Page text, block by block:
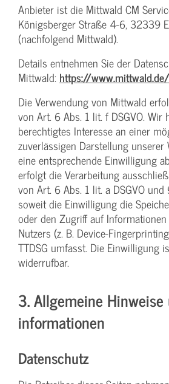
Anbieter ist die Mittwald CM
Königsberger Straße 4-6, 32339
(nachfolgend Mittwald).
Details entnehmen Sie der
Mittwald: https://
Die Verwendung von Mittwald
von Art. 6 Abs. 1 lit. f DSGVO. Wir
berechtigtes Interesse an einer
zuverlässigen Darstellung unserer
eine entsprechende Einwilligung
erfolgt die Verarbeitung
von Art. 6 Abs. 1 lit. a DSGVO und
soweit die Einwilligung die
oder den Zugriff auf
Nutzers (z. B. Device-
TTDSG umfasst. Die Einwilligung
widerrufbar.
3. Allgemeine
informationen
Datenschutz